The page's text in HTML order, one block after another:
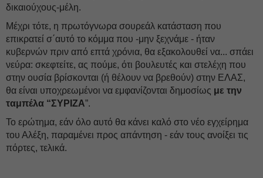
δικαιούχους-μέλη.
Μέχρι τότε, η πρωτόγνωρα σουρεάλ κατάσταση που
επικρατεί σ΄αυτό το κόμμα που -μην ξεχνάμε - ήταν
κυβερνών πριν από επτά χρόνια, θα εξακολουθεί να... σπάει
νεύρα: σκεφτείτε, ας πούμε, ότι βουλευτές και στελέχη που
στην ουσία βρίσκονται (ή θέλουν να βρεθούν) στην ΕΛΑΣ,
θα είναι υποχρεωμένοι να εμφανίζονται δημοσίως με την
ταμπέλα “ΣΥΡΙΖΑ”.
Το ερώτημα, εάν όλο αυτό θα κάνει καλό στο νέο εγχείρημα
του Αλέξη, παραμένει προς απάντηση - εάν τους ανοίξει τις
πόρτες, τελικά.